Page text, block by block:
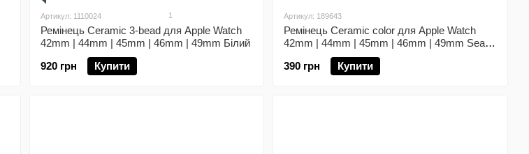
Артикул: 1110024 1
Ремінець Ceramic 3-bead для Apple Watch
42mm | 44mm | 45mm | 46mm | 49mm Білий
920 грн
Купити
Артикул: 189643
Ремінець Ceramic color для Apple Watch
42mm | 44mm | 45mm | 46mm | 49mm Sea
390 грн
Купити